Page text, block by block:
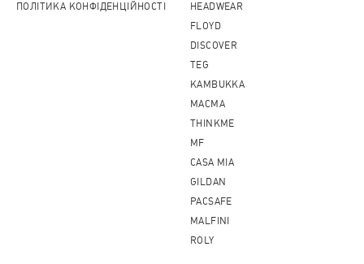
ПОЛІТИКА КОНФІДЕНЦІЙНОСТІ
HEADWEAR
FLOYD
DISCOVER
TEG
KAMBUKKA
MACMA
THINKME
MF
CASA MIA
GILDAN
PACSAFE
MALFINI
ROLY